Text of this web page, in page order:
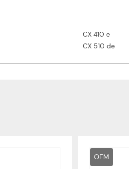
CX 410 e
CX 510 de
OEM